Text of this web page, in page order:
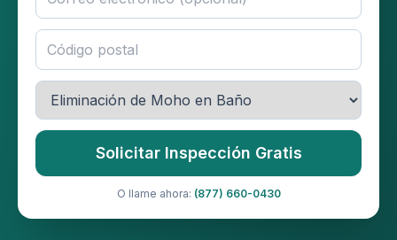
Solicitar Inspección Gratis
O llame ahora: (877) 660-0430